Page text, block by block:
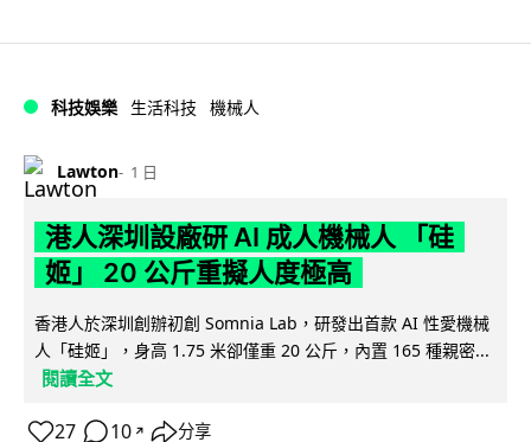
科技娛樂 生活科技 機械人
Lawton 1 日
港人深圳設廠研 AI 成人機械人 「硅
姬」 20 公斤重擬人度極高
香港人於深圳創辦初創 Somnia Lab，研發出首款 AI 性愛機械
人「硅姬」，身高 1.75 米卻僅重 20 公斤，內置 165 種親密...
閱讀全文
27 10 ↗ 分享